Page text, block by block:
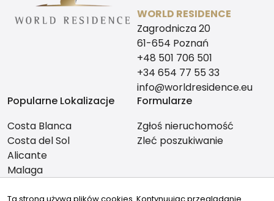
WORLD RESIDENCE
Zagrodnicza 20
61-654 Poznań
+48 501 706 501
+34 654 77 55 33
info@worldresidence.eu
Popularne Lokalizacje
Costa Blanca
Costa del Sol
Alicante
Malaga
Formularze
Zgłoś nieruchomość
Zleć poszukiwanie